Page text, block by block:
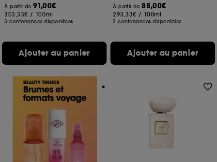
À partir de91,00€
303,33€ / 100ml
3 contenances disponibles
Ajouter au panier
À partir de88,00€
293,33€ / 100ml
2 contenances disponibles
Ajouter au panier